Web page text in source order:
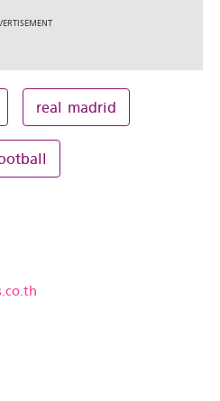
real madrid